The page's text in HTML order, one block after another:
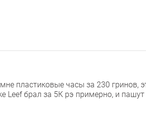
пластиковые часы за 230 гринов,
Leef брал за 5К рэ примерно, и